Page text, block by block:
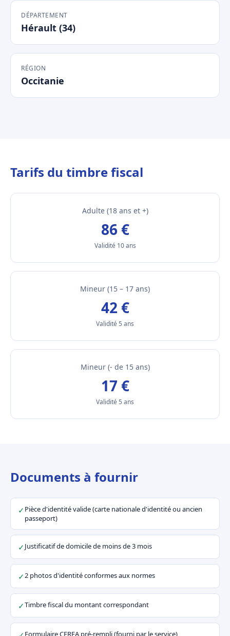
DÉPARTEMENT
Hérault (34)
RÉGION
Occitanie
Tarifs du timbre fiscal
Adulte (18 ans et +)
86 €
Validité 10 ans
Mineur (15 – 17 ans)
42 €
Validité 5 ans
Mineur (- de 15 ans)
17 €
Validité 5 ans
Documents à fournir
✓ Pièce d'identité valide (carte nationale d'identité ou ancien
passeport)
✓Justificatif de domicile de moins de 3 mois
✓2 photos d'identité conformes aux normes
✓Timbre fiscal du montant correspondant
Formulaire CERFA pré-rempli (fourni par le service)